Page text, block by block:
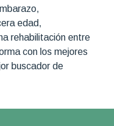
edad,
rehabilitación entre
con los mejores
buscador de